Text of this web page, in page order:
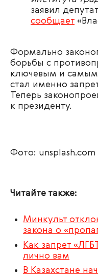
заявил депутат
сообщает
Формально
борьбы с
ключевым и
стал именно
Теперь
к президенту.
Фото: unsplash.com
Читайте также:
Минкульт
закона о
Как запрет
лично вам
В Казахстане